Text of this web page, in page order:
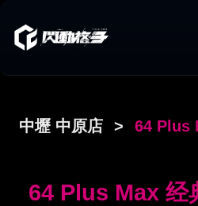
中壢 中原店 > 64 Plus
64 Plus Max 经